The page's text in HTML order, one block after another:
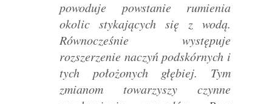
powoduje powstanie rumienia
okolic stykających się z wodą.
Równocześnie występuje
rozszerzenie naczyń podskórnych i
tych położonych głębiej. Tym
zmianom towarzyszy czynne